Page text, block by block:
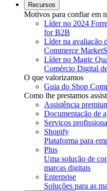
Recursos
Motivos para confiar em
Líder no 2024
for B2B
Líder na avaliação
Commerce
Líder no Magic
Comércio Digital
O que valorizamos
Guia do Shop
Como lhe prestamos
Assistência
Documentação de
Serviços
Shopify
Plataforma para
Plus
Uma solução de
marcas digitais
Enterprise
Soluções para as